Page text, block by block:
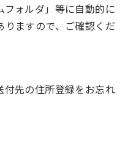
ォルダ」等に自動的に
ますので、ご確認くだ
付先の住所登録をお忘れ